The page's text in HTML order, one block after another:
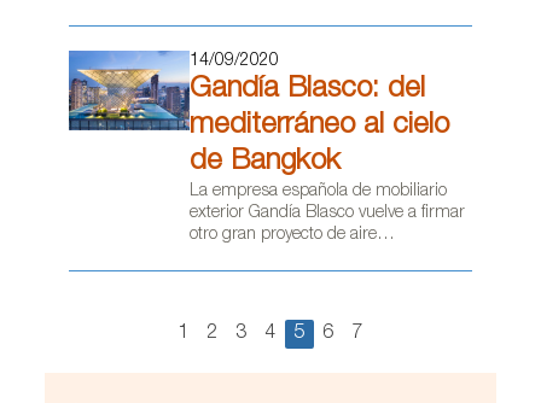
Trade Center, un rascacielos de 120
metros de altura situado en el centro
de la localidad holandesa de Almere,
que ofrece trenes directos al centro de
internacional de Schiphol.
14/09/2020
Gandía Blasco: del
mediterráneo al cielo
de Bangkok
La empresa española de mobiliario
exterior Gandía Blasco vuelve a firmar
otro gran proyecto de aire
equipado la azotea del edificio de
apartamentos LH The Bangkok
1 2 3 4 5 6 7